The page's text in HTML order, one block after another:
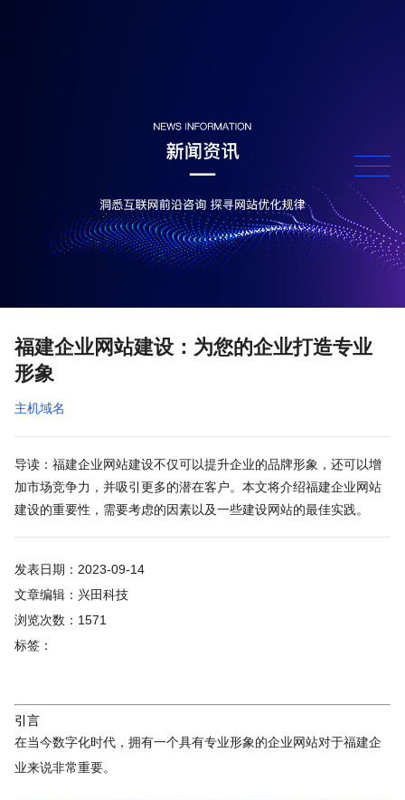
福建企业网站建设：为您的企业打造专业
形象
主机域名
导读：福建企业网站建设不仅可以提升企业的品牌形象，还可以增
加市场竞争力，并吸引更多的潜在客户。本文将介绍福建企业网站
建设的重要性，需要考虑的因素以及一些建设网站的最佳实践。
发表日期：2023-09-14
文章编辑：兴田科技
浏览次数：1571
标签：
引言
在当今数字化时代，拥有一个具有专业形象的企业网站对于福建企
业来说非常重要。